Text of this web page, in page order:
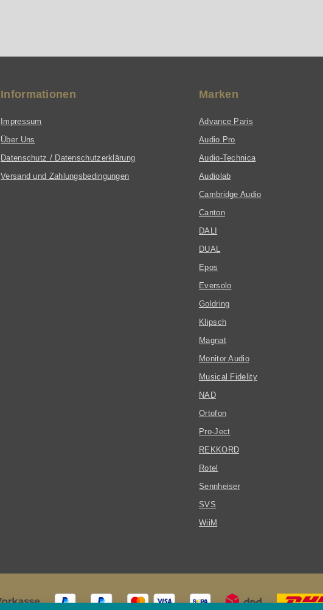
Informationen
Impressum
Über Uns
Datenschutz / Datenschutzerklärung
Versand und Zahlungsbedingungen
Marken
Advance Paris
Audio Pro
Audio-Technica
Audiolab
Cambridge Audio
Canton
DALI
DUAL
Epos
Eversolo
Goldring
Klipsch
Magnat
Monitor Audio
Musical Fidelity
NAD
Ortofon
Pro-Ject
REKKORD
Rotel
Sennheiser
SVS
WiiM